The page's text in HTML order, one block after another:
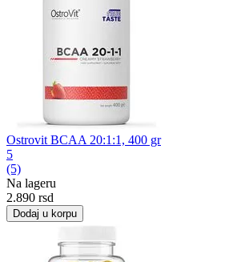
Ostrovit BCAA 20:1:1, 400 gr
5
(5)
Na lageru
2.890 rsd
Dodaj u korpu